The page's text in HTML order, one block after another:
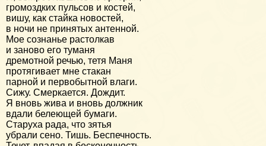
громоздких пульсов и костей,
вишу, как стайка новостей,
в ночи не принятых антенной.
Мое сознанье растолкав
и заново его туманя
дремотной речью, тетя Маня
протягивает мне стакан
парной и первобытной влаги.
Сижу. Смеркается. Дождит.
Я вновь жива и вновь должник
вдали белеющей бумаги.
Старуха рада, что зятья
убрали сено. Тишь. Беспечность.